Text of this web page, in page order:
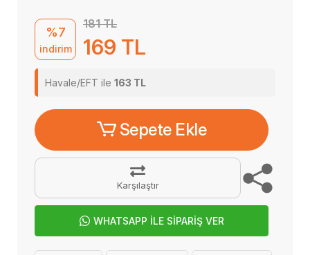
%7
indirim
181 TL
169 TL
Havale/EFT ile 163 TL
Sepete Ekle
Karşılaştır
WHATSAPP İLE SİPARİŞ VER